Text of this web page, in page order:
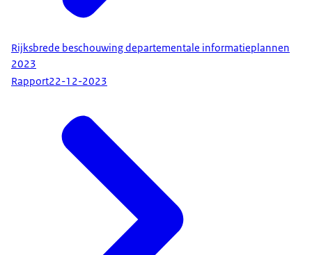
Rijksbrede beschouwing departementale informatieplannen
2023
Rapport22-12-2023